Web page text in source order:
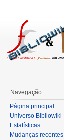
Navegação
Página principal
Universo Bibliowiki
Estatísticas
Mudanças recentes